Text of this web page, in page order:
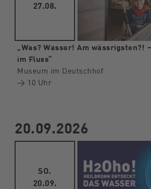
27.08.
„Was? Wasser! Am wässrigsten?!
im Fluss“
Museum im Deutschhof
→ 10 Uhr
20.09.2026
SO.
20.09.